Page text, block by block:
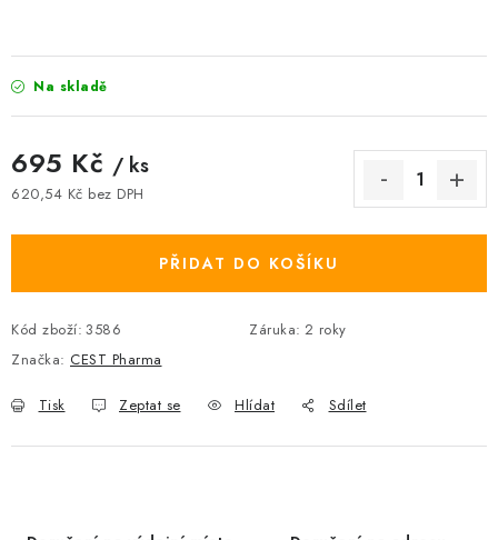
Na skladě
695 Kč / ks
620,54 Kč bez DPH
PŘIDAT DO KOŠÍKU
Kód zboží: 3586 Záruka: 2 roky
Značka: CEST Pharma
Tisk Zeptat se Hlídat Sdílet